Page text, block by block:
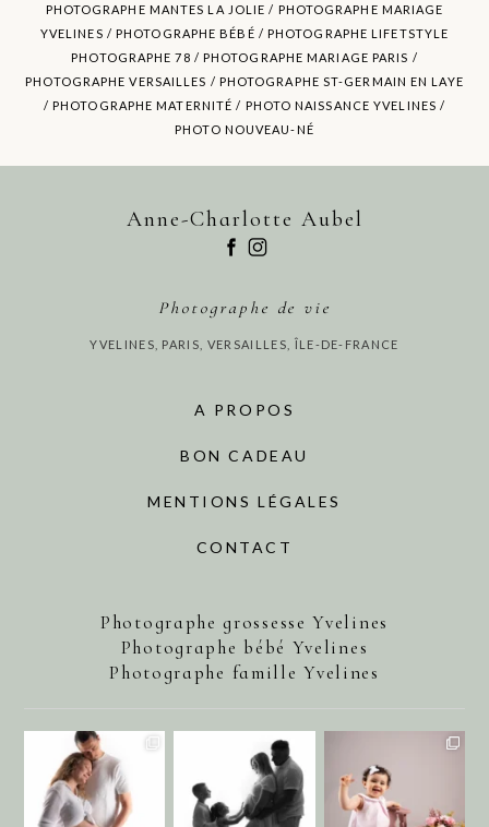
POST COMMENT
PHOTOGRAPHE MANTES LA JOLIE / PHOTOGRAPHE MARIAGE
YVELINES / PHOTOGRAPHE BÉBÉ / PHOTOGRAPHE LIFETSTYLE
PHOTOGRAPHE 78 / PHOTOGRAPHE MARIAGE PARIS /
PHOTOGRAPHE VERSAILLES / PHOTOGRAPHE ST-GERMAIN EN LAYE
/ PHOTOGRAPHE MATERNITÉ / PHOTO NAISSANCE YVELINES /
PHOTO NOUVEAU-NÉ
Anne-Charlotte Aubel
Photographe de vie
YVELINES, PARIS, VERSAILLES, ÎLE-DE-FRANCE
A PROPOS
BON CADEAU
MENTIONS LÉGALES
CONTACT
Photographe grossesse Yvelines
Photographe bébé Yvelines
Photographe famille Yvelines
annecharlotteaubel
Août 1
Juil 29